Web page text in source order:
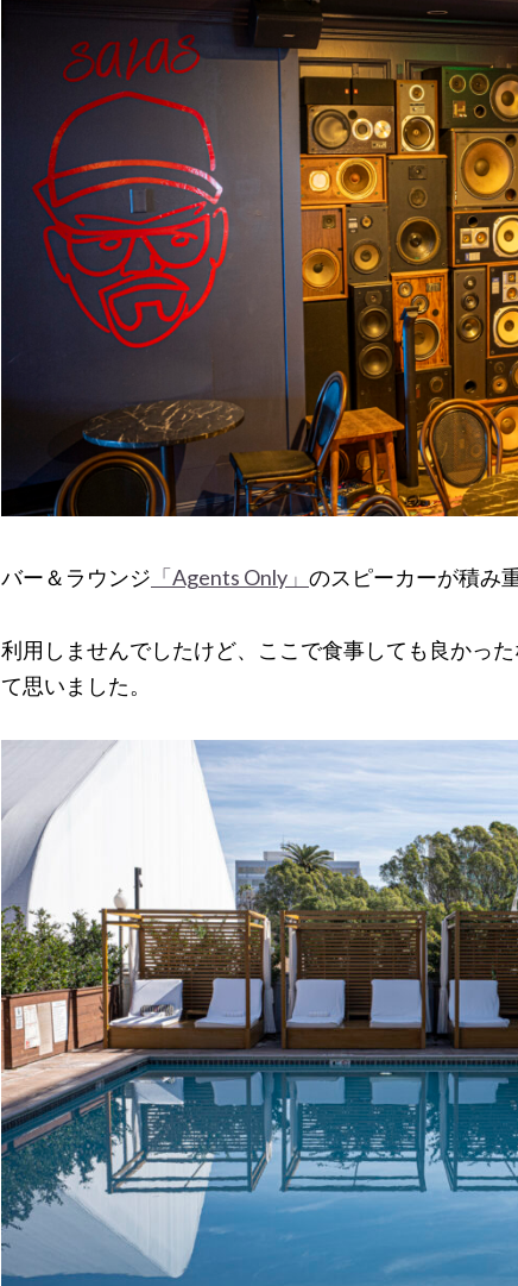
バー＆ラウンジ 「Agents Only」 のスピーカーが積み
利用しませんでしたけど、ここで食事しても良かっ
て思いました。